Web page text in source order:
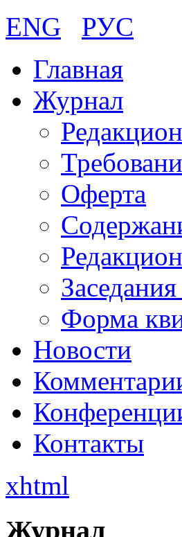
ENG
РУС
Главная
Журнал
Оферта
Форма
Новости
Контакты
xhtml
Журнал